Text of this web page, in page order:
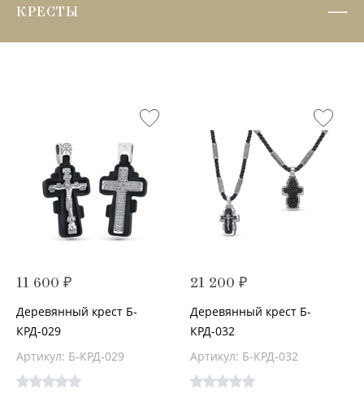
КРЕСТЫ
11 600 ₽
Деревянный крест Б-
КРД-029
Артикул: Б-КРД-029
21 200 ₽
Деревянный крест Б-
КРД-032
Артикул: Б-КРД-032